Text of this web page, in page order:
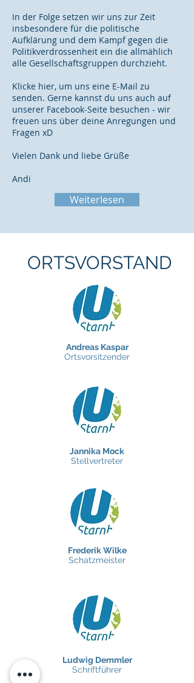
In der Folge setzen wir uns zur Zeit
insbesondere für die politische
Aufklärung und dem Kampf gegen die
Politikverdrossenheit ein die allmählich
alle Gesellschaftsgruppen durchzieht.
Klicke hier, um uns eine E-Mail zu
senden. Gerne kannst du uns auch auf
unserer Facebook-Seite besuchen - wir
freuen uns über deine Anregungen und
Fragen xD
Vielen Dank und liebe Grüße
Andi
Weiterlesen
ORTSVORSTAND
Andreas Kaspar
Ortsvorsitzender
Jannika Mock
Stellvertreter
Frederik Wilke
Schatzmeister
Ludwig Demmler
Schriftführer